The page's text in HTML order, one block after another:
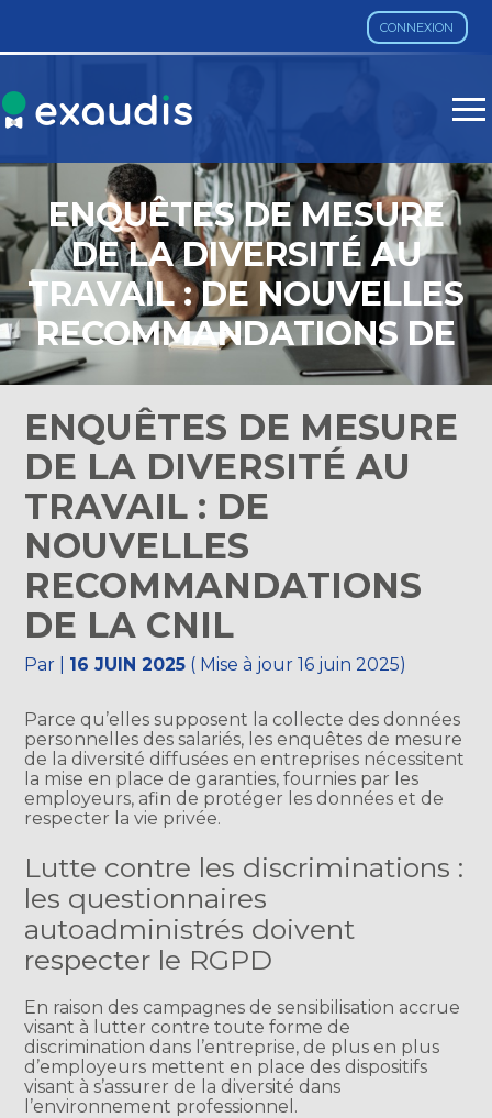
CONNEXION
Aller
ENQUÊTES DE MESURE
DE LA DIVERSITÉ AU
TRAVAIL : DE NOUVELLES
RECOMMANDATIONS DE
LA CNIL
ENQUÊTES DE MESURE
DE LA DIVERSITÉ AU
TRAVAIL : DE
NOUVELLES
RECOMMANDATIONS
DE LA CNIL
Par 16 JUIN 2025 ( Mise à jour 16 juin 2025)
Parce qu’elles supposent la collecte des données
personnelles des salariés, les enquêtes de mesure
de la diversité diffusées en entreprises nécessitent
la mise en place de garanties, fournies par les
employeurs, afin de protéger les données et de
respecter la vie privée.
Lutte contre les discriminations :
les questionnaires
autoadministrés doivent
respecter le RGPD
En raison des campagnes de sensibilisation accrue
visant à lutter contre toute forme de
discrimination dans l’entreprise, de plus en plus
d’employeurs mettent en place des dispositifs
visant à s’assurer de la diversité dans
l’environnement professionnel.